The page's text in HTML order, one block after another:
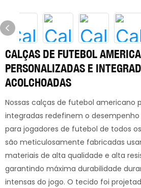
CALÇAS DE FUTEBOL
PERSONALIZADAS E
ACOLCHOADAS
Nossas calças de futebol americano
integradas redefinem o
para jogadores de futebol de todos
são meticulosamente fabricadas
materiais de alta qualidade e alta
garantindo máxima durabilidade
intensas do jogo. O tecido foi